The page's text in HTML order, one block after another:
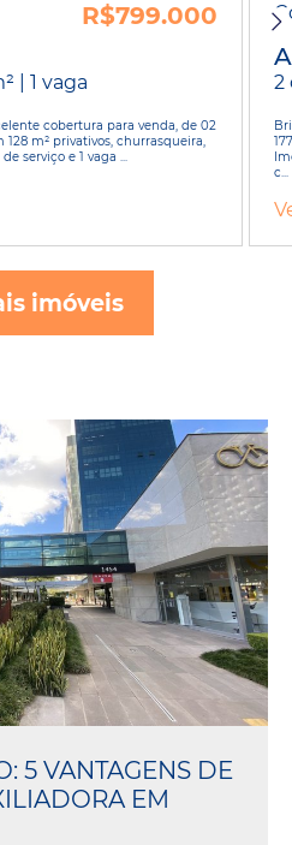
R$799.000
| 1 vaga
cobertura para venda, de 02
128 m² privativos, churrasqueira,
serviço e 1 vaga ...
2
c...
imóveis
5 VANTAGENS DE
EM